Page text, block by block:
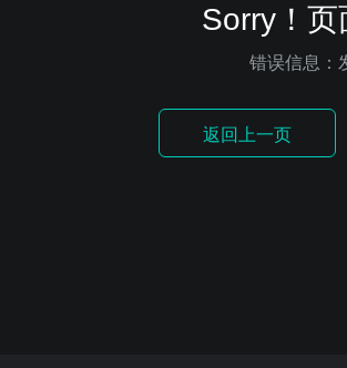
Sorry！页
错误信息：
返回上一页